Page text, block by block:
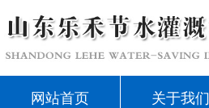
网站首页 关于我们